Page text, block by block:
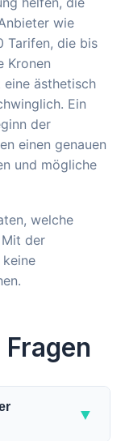
wie
Tarifen, die bis
Kronen
ästhetisch
Ein
der
einen genauen
und mögliche
welche
der
keine
▼